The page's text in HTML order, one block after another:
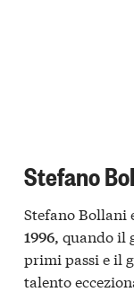
Stefano
Stefano Bollani
1996, quando il
primi passi e il
talento